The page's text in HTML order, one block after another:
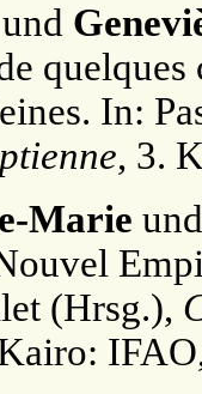
quelques
In:
, 3.
Marie
(Hrsg.),